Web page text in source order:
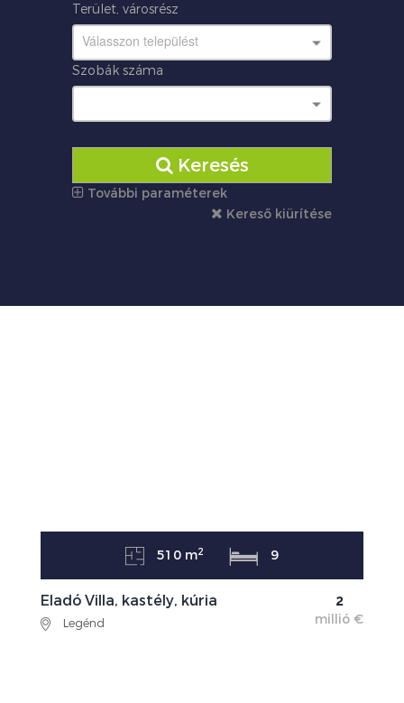
Terület, városrész
Válasszon települést
Szobák száma
Keresés
További paraméterek
Kereső kiürítése
510 m2 9
2
millió €
Eladó Villa, kastély, kúria
Legénd